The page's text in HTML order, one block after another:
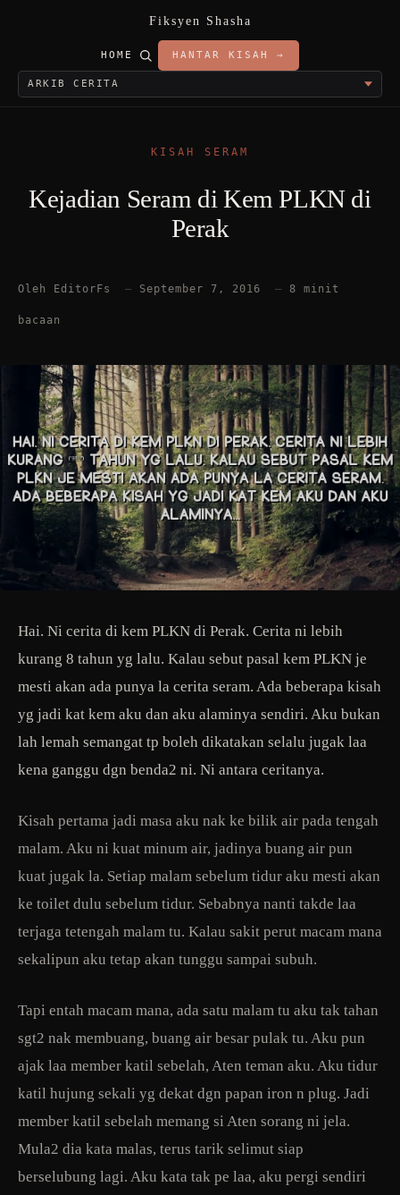
Fiksyen Shasha
HOME HANTAR KISAH →
KISAH SERAM
Kejadian Seram di Kem PLKN di
Perak
Oleh EditorFs — September 7, 2016 — 8 minit
bacaan
Hai. Ni cerita di kem PLKN di Perak. Cerita ni lebih
kurang 8 tahun yg lalu. Kalau sebut pasal kem PLKN je
mesti akan ada punya la cerita seram. Ada beberapa kisah
yg jadi kat kem aku dan aku alaminya sendiri. Aku bukan
lah lemah semangat tp boleh dikatakan selalu jugak laa
kena ganggu dgn benda2 ni. Ni antara ceritanya.
Kisah pertama jadi masa aku nak ke bilik air pada tengah
malam. Aku ni kuat minum air, jadinya buang air pun
kuat jugak la. Setiap malam sebelum tidur aku mesti akan
ke toilet dulu sebelum tidur. Sebabnya nanti takde laa
terjaga tetengah malam tu. Kalau sakit perut macam mana
sekalipun aku tetap akan tunggu sampai subuh.
Tapi entah macam mana, ada satu malam tu aku tak tahan
sgt2 nak membuang, buang air besar pulak tu. Aku pun
ajak laa member katil sebelah, Aten teman aku. Aku tidur
katil hujung sekali yg dekat dgn papan iron n plug. Jadi
member katil sebelah memang si Aten sorang ni jela.
Mula2 dia kata malas, terus tarik selimut siap
berselubung lagi. Aku kata tak pe laa, aku pergi sendiri